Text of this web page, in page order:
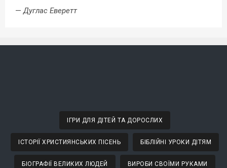
—Дуглас Еверетт
ІГРИ ДЛЯ ДІТЕЙ ТА ДОРОСЛИХ
ІСТОРІЇ ХРИСТИЯНСЬКИХ ПІСЕНЬ БІБЛІЙНІ УРОКИ ДІТЯМ
БІОГРАФІЇ ВЕЛИКИХ ЛЮДЕЙ ВИРОБИ СВОЇМИ РУКАМИ